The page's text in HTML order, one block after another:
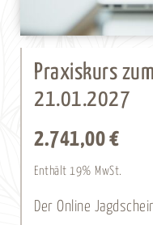
Praxiskurs
21.01.2027
2.741,00€
Enthält 19% MwSt.
Der Online